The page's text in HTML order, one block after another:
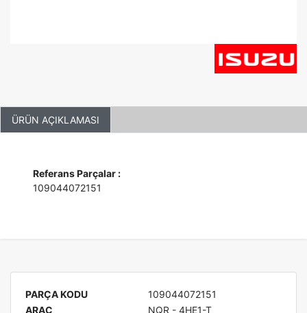
ÜRÜN AÇIKLAMASI
Referans Parçalar :
109044072151
PARÇA KODU
109044072151
ARAÇ
NQR - 4HE1-T